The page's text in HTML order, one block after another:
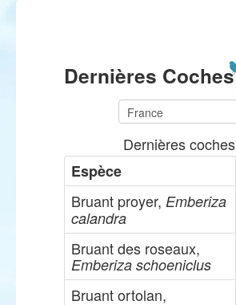
Dernières Coches
Dernières coches
Espèce
Bruant proyer, Emberiza
calandra
Bruant des roseaux,
Emberiza schoeniclus
Bruant ortolan,